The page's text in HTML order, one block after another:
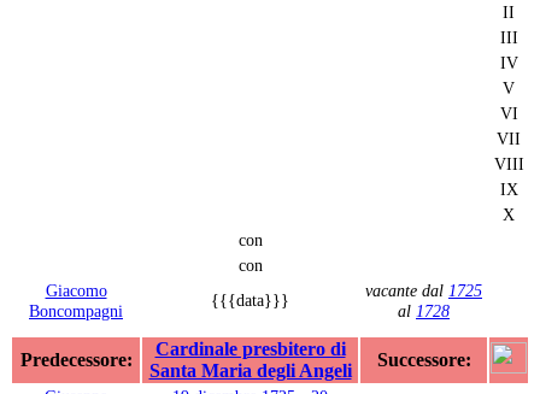
II
III
IV
V
VI
VII
VIII
IX
X
con
con
Giacomo
Boncompagni
{{{data}}} vacante dal 1725
al 1728
Predecessore:
Cardinale presbitero di
Santa Maria degli Angeli
Successore: